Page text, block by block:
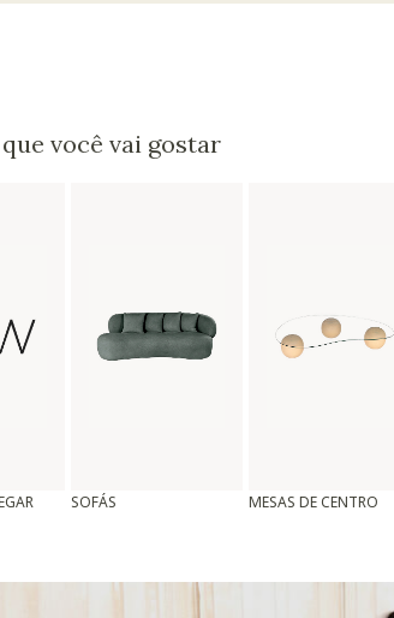
você vai gostar
SOFÁS MESAS DE CENTRO